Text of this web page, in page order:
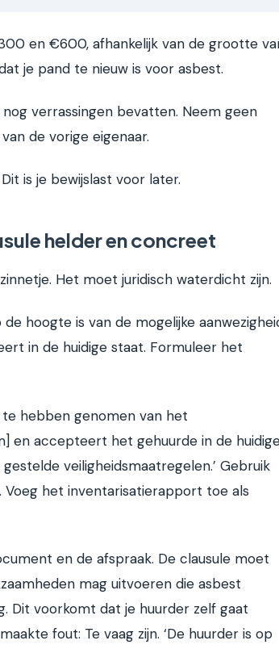
en €600, afhankelijk van de grootte
je pand te nieuw is voor asbest.
verrassingen bevatten. Neem geen
de vorige eigenaar.
is je bewijslast voor later.
helder en concreet
Het moet juridisch waterdicht zijn.
hoogte is van de mogelijke
in de huidige staat. Formuleer het
te hebben genomen van het
en accepteert het gehuurde in de
veiligheidsmaatregelen.’ Gebruik
het inventarisatierapport toe als
en de afspraak. De clausule moet
mag uitvoeren die asbest
Dit voorkomt dat je huurder zelf gaat
fout: Te vaag zijn. ‘De huurder is op